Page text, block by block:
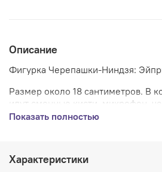
Описание
Фигурка Черепашки-Ниндзя:
Размер около 18 сантиметров. В
идут сменные кисти, микрофон,
сюрикены, бэйдж, чемодан и
Показать полностью
Характеристики